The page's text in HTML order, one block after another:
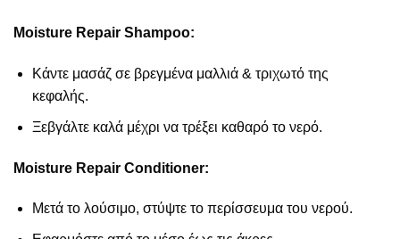
Moisture Repair Shampoo:
Κάντε μασάζ σε βρεγμένα μαλλιά & τριχωτό της
κεφαλής.
Ξεβγάλτε καλά μέχρι να τρέξει καθαρό το νερό.
Moisture Repair Conditioner:
Μετά το λούσιμο, στύψτε το περίσσευμα του νερού.